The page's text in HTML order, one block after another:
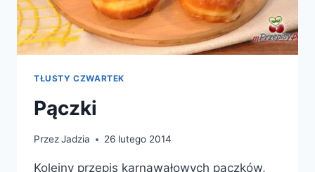
TŁUSTY CZWARTEK
Pączki
PrzezJadzia 26 lutego 2014
Kolejny przepis karnawałowych pączków,